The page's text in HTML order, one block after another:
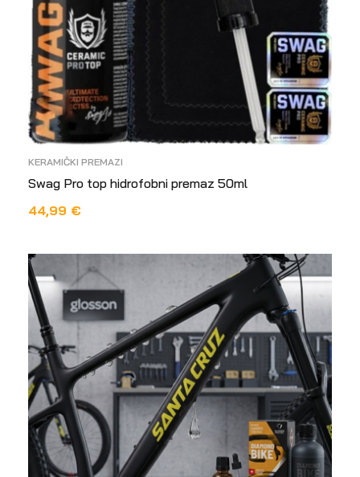
KERAMIČKI PREMAZI
Swag Pro top hidrofobni premaz 50ml
44,99 €